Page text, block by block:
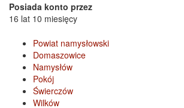
Posiada konto przez
16 lat 10 miesięcy
Powiat namysłowski
Domaszowice
Namysłów
Pokój
Świerczów
Wilków